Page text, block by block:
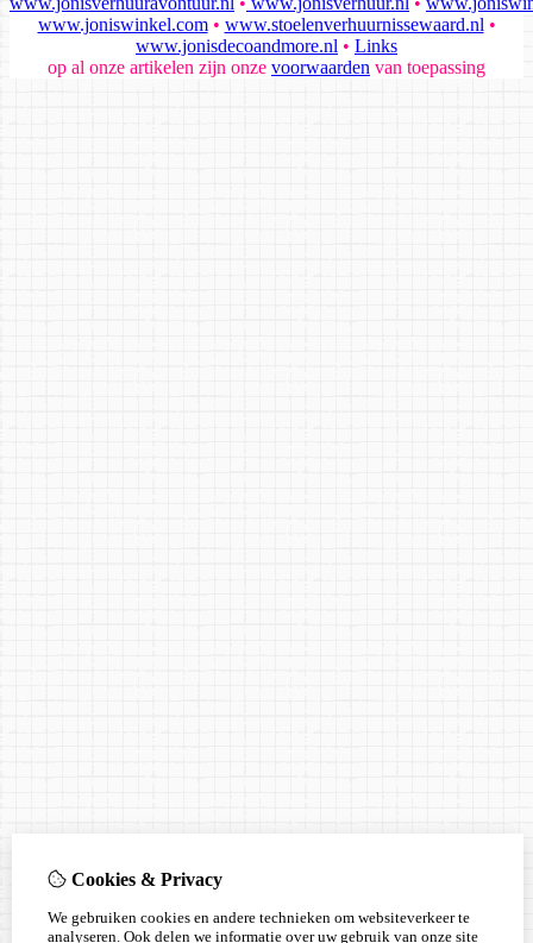
www.joniswinkel.com• www.stoelenverhuurnissewaard.nl •
www.jonisdecoandmore.nl • Links
op al onze artikelen zijn onze voorwaarden van toepassing
Cookies & Privacy
We gebruiken cookies en andere technieken om websiteverkeer te
analyseren. Ook delen we informatie over uw gebruik van onze site